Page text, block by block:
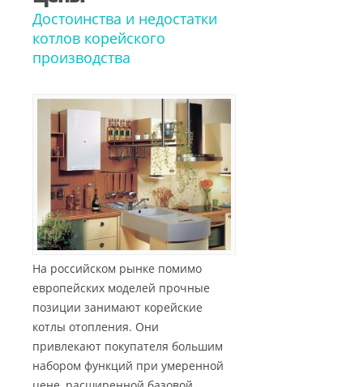
Достоинства и недостатки
котлов корейского
производства
На российском рынке помимо
европейских моделей прочные
позиции занимают корейские
котлы отопления. Они
привлекают покупателя большим
набором функций при умеренной